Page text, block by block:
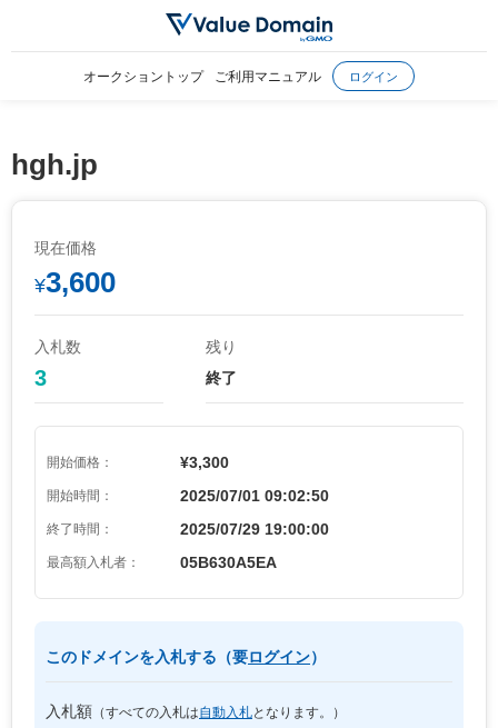
オークショントップ ご利用マニュアル ログイン
hgh.jp
現在価格
¥3,600
入札数
3
残り
終了
開始価格： ¥3,300
開始時間： 2025/07/01 09:02:50
終了時間： 2025/07/29 19:00:00
最高額入札者： 05B630A5EA
このドメインを入札する（要ログイン）
入札額 （すべての入札は自動入札となります。）